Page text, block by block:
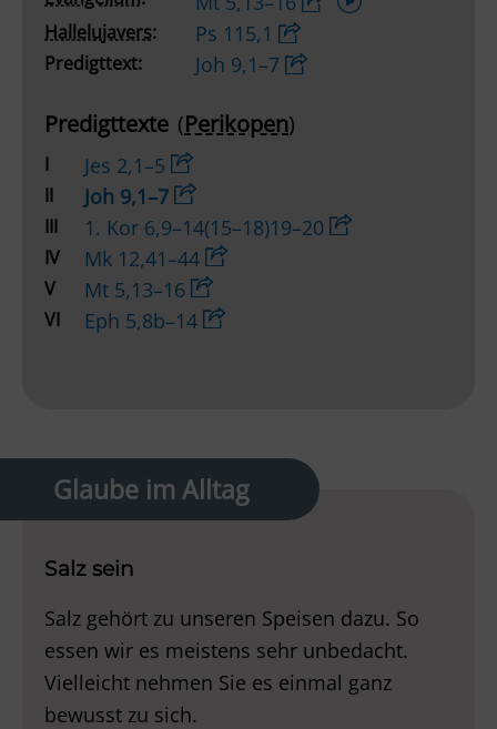
Player
Hallelujavers: Ps 115,1
Predigttext: Joh 9,1–7
Predigttexte (Perikopen)
I Jes 2,1–5
II Joh 9,1–7
III 1. Kor 6,9–14(15–18)19–20
IV Mk 12,41–44
V Mt 5,13–16
VI Eph 5,8b–14
Glaube im Alltag
Salz sein
Salz gehört zu unseren Speisen dazu. So
essen wir es meistens sehr unbedacht.
Vielleicht nehmen Sie es einmal ganz
bewusst zu sich.